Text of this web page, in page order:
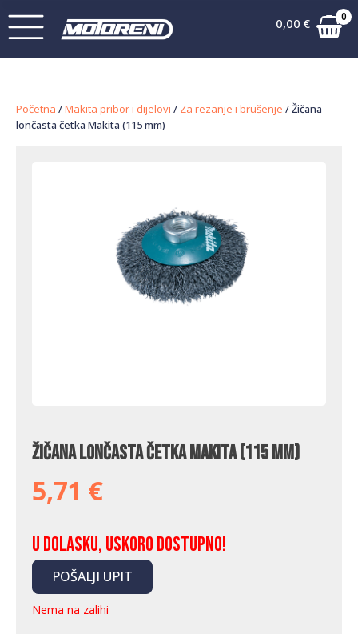
0,00 € 0
Početna /Makita pribor i dijelovi / Za rezanje i brušenje / Žičana
lončasta četka Makita (115 mm)
Žičana lončasta četka Makita (115 mm)
5,71 €
U dolasku, uskoro dostupno!
POŠALJI UPIT
Nema na zalihi